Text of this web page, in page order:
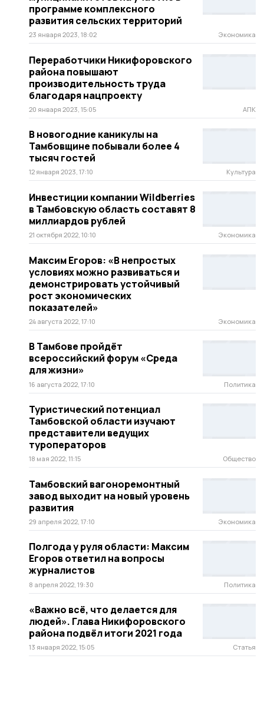
программе комплексного
развития сельских территорий
23 января 2023, 18:02 Экономика
Переработчики Никифоровского
района повышают
производительность труда
благодаря нацпроекту
20 января 2023, 15:05 АПК
В новогодние каникулы на
Тамбовщине побывали более 4
тысяч гостей
12 января 2023, 17:10 Культура
Инвестиции компании Wildberries
в Тамбовскую область составят 8
миллиардов рублей
21 октября 2022, 10:10 Экономика
Максим Егоров: «В непростых
условиях можно развиваться и
демонстрировать устойчивый
рост экономических
показателей»
24 августа 2022, 17:10 Экономика
В Тамбове пройдёт
всероссийский форум «Среда
для жизни»
16 августа 2022, 17:10 Политика
Туристический потенциал
Тамбовской области изучают
представители ведущих
туроператоров
18 мая 2022, 11:15 Общество
Тамбовский вагоноремонтный
завод выходит на новый уровень
развития
29 апреля 2022, 17:10 Экономика
Полгода у руля области: Максим
Егоров ответил на вопросы
журналистов
8 апреля 2022, 19:30 Политика
«Важно всё, что делается для
людей». Глава Никифоровского
района подвёл итоги 2021 года
13 января 2022, 15:05 Статья